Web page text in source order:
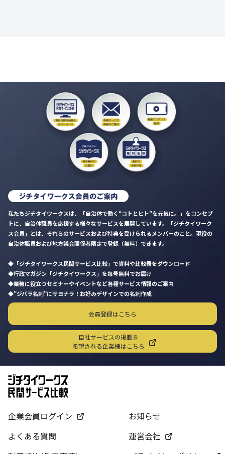
私たちジチタイワークスは、「自治体で働く“コトとヒト”を元気に。」をコンセプ
トに、自治体職員を応援する様々なサービスを展開しています。「ジチタイワーク
ス会員」とは、それらのサービスおよび特典を受けられるメンバーのこと。現役の
自治体職員および地方議会関係者限定で登録（無料）できます。
「ジチタイワークス民間サービス比較」で資料や比較表をダウンロード
行政マガジン「ジチタイワークス」を毎号無料でお届け
業務に役立つセミナーやイベントなど各種サービス情報のご案内
”ジバラ名刺”にサヨナラ！お好みデザインでの名刺作成
会員登録はこちら
自社サービスの掲載を
希望される企業様はこちら
企業会員ログイン
お知らせ
よくある質問
運営会社
利用規約(免責事項)
プライバシーポリシー